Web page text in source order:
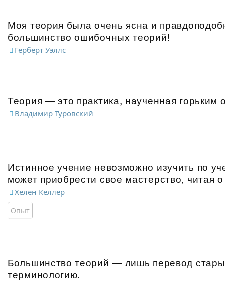
Моя теория была очень ясна и
большинство ошибочных теорий!
Герберт Уэллс
Теория — это практика, наученная горьким
Владимир Туровский
Истинное учение невозможно изучить по
может приобрести свое мастерство, читая
Хелен Келлер
Опыт
Большинство теорий — лишь перевод
терминологию.